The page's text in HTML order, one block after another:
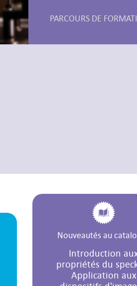
PARCOURS DE
Nouveautés au
Introduction
propriétés du
Application aux